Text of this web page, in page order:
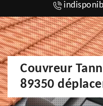
Couvreur
89350